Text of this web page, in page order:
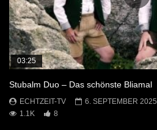
03:25
Stubalm Duo – Das schönste Bliamal
ECHTZEIT-TV
6. SEPTEMBER 2025
1.1K
8